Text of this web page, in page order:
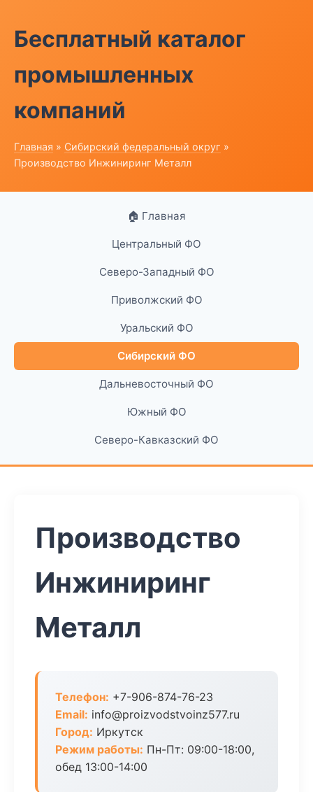
Бесплатный каталог
промышленных
компаний
Главная » Сибирский федеральный округ »
Производство Инжиниринг Металл
🏠 Главная
Центральный ФО
Северо-Западный ФО
Приволжский ФО
Уральский ФО
Сибирский ФО
Дальневосточный ФО
Южный ФО
Северо-Кавказский ФО
Производство
Инжиниринг
Металл
Телефон: +7-906-874-76-23
Email: info@proizvodstvoinz577.ru
Город: Иркутск
Режим работы: Пн-Пт: 09:00-18:00,
обед 13:00-14:00